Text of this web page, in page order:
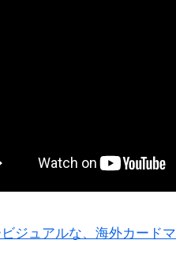
ジュアルな、海外カード